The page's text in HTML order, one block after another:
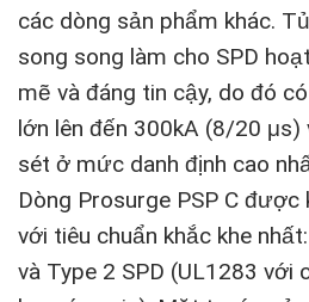
các dòng sản phẩm khác.
song song làm cho SPD
mẽ và đáng tin cậy, do đó
lớn lên đến 300kA (8/20 μs)
sét ở mức danh định cao
Dòng Prosurge PSP C
với tiêu chuẩn khắc khe
và Type 2 SPD (UL1283 với